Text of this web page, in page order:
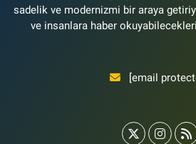
sadelik ve modernizmi bir araya
ve insanlara haber
[email